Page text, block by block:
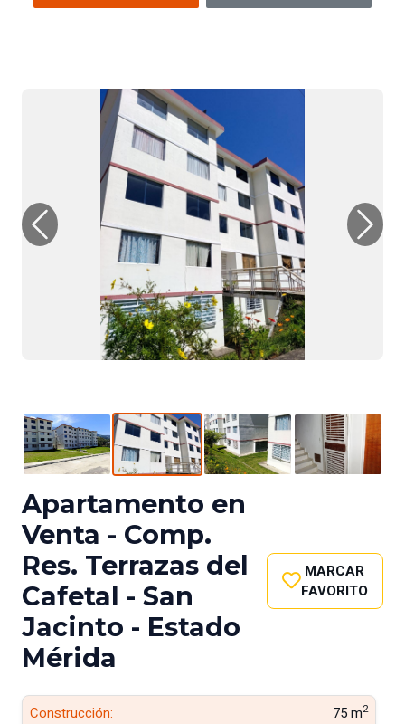
Previous Next
Apartamento en
Venta - Comp.
Res. Terrazas del
Cafetal - San
Jacinto - Estado
Mérida
MARCAR
FAVORITO
Construcción: 75 m2